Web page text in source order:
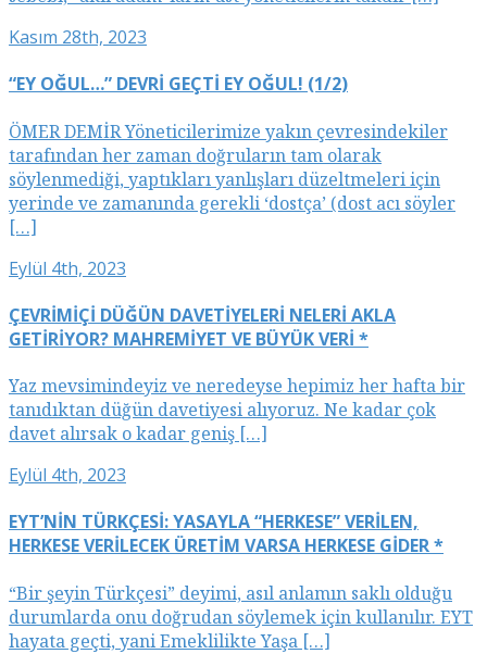
Kasım 28th, 2023
“EY OĞUL…” DEVRİ GEÇTİ EY OĞUL! (1/2)
ÖMER DEMİR Yöneticilerimize yakın çevresindekiler
tarafından her zaman doğruların tam olarak
söylenmediği, yaptıkları yanlışları düzeltmeleri için
yerinde ve zamanında gerekli ‘dostça’ (dost acı söyler
[…]
Eylül 4th, 2023
ÇEVRİMİÇİ DÜĞÜN DAVETİYELERİ NELERİ AKLA
GETİRİYOR? MAHREMİYET VE BÜYÜK VERİ *
Yaz mevsimindeyiz ve neredeyse hepimiz her hafta bir
tanıdıktan düğün davetiyesi alıyoruz. Ne kadar çok
davet alırsak o kadar geniş […]
Eylül 4th, 2023
EYT’NİN TÜRKÇESİ: YASAYLA “HERKESE” VERİLEN,
HERKESE VERİLECEK ÜRETİM VARSA HERKESE GİDER *
“Bir şeyin Türkçesi” deyimi, asıl anlamın saklı olduğu
durumlarda onu doğrudan söylemek için kullanılır. EYT
hayata geçti, yani Emeklilikte Yaşa […]